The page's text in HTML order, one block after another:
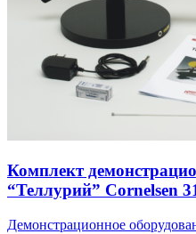
Комплект
“Теллурий” Cornelsen
Демонстрационное